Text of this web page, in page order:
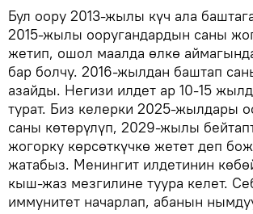
Бул оору 2013-жылы күч ала
2015-жылы ооругандардын саны
жетип, ошол маалда өлкө
бар болчу. 2016-жылдан баштап
азайды. Негизи илдет ар 10-15
турат. Биз келерки 2025-жылдары
саны көтөрүлүп, 2029-жылы
жогорку көрсөткүчкө жетет деп
жатабыз. Менингит илдетинин
кыш-жаз мезгилине туура келет.
иммунитет начарлап, абанын